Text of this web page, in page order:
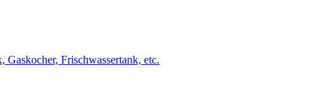
Frischwassertank, etc.